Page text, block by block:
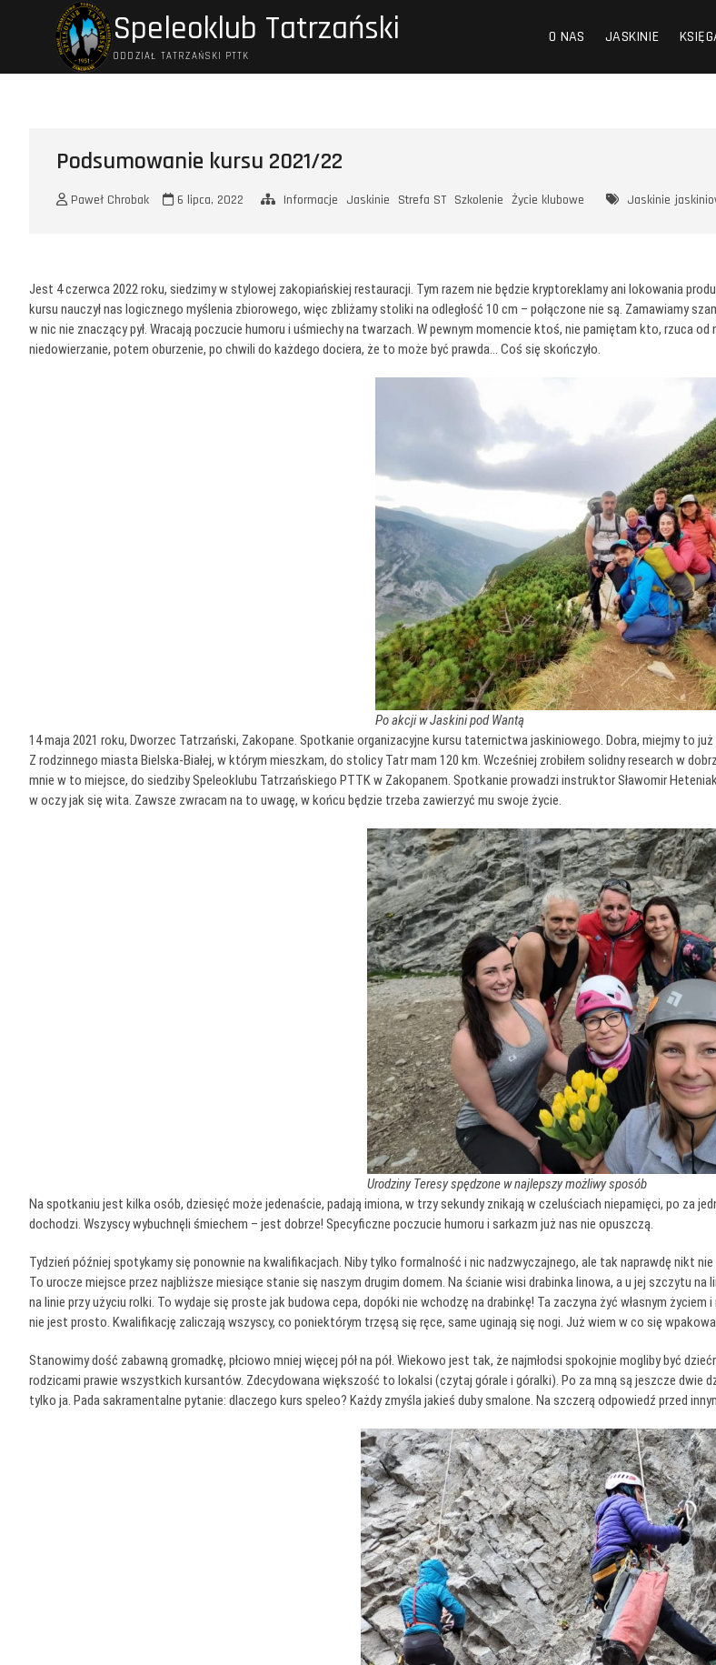
Speleoklub Tatrzański
ODDZIAŁ TATRZAŃSKI PTTK
O NAS JASKINIE
Podsumowanie kursu 2021/22
Paweł Chrobak 6 lipca, 2022 Informacje Jaskinie Strefa ST Szkolenie Życie klubowe Jaskinie
Jest 4 czerwca 2022 roku, siedzimy w stylowej zakopiańskiej restauracji. Tym razem nie będzie kryptoreklamy ani lokowania
kursu nauczył nas logicznego myślenia zbiorowego, więc zbliżamy stoliki na odległość 10 cm – połączone nie są. Zamawiamy
w nic nie znaczący pył. Wracają poczucie humoru i uśmiechy na twarzach. W pewnym momencie ktoś, nie pamiętam kto, rzuca
niedowierzanie, potem oburzenie, po chwili do każdego dociera, że to może być prawda… Coś się skończyło.
Po akcji w Jaskini pod Wantą
14 maja 2021 roku, Dworzec Tatrzański, Zakopane. Spotkanie organizacyjne kursu taternictwa jaskiniowego. Dobra, miejmy to
Z rodzinnego miasta Bielska-Białej, w którym mieszkam, do stolicy Tatr mam 120 km. Wcześniej zrobiłem solidny research w
mnie w to miejsce, do siedziby Speleoklubu Tatrzańskiego PTTK w Zakopanem. Spotkanie prowadzi instruktor Sławomir
w oczy jak się wita. Zawsze zwracam na to uwagę, w końcu będzie trzeba zawierzyć mu swoje życie.
Urodziny Teresy spędzone w najlepszy możliwy sposób
Na spotkaniu jest kilka osób, dziesięć może jedenaście, padają imiona, w trzy sekundy znikają w czeluściach niepamięci, po za
dochodzi. Wszyscy wybuchnęli śmiechem – jest dobrze! Specyficzne poczucie humoru i sarkazm już nas nie opuszczą.
Tydzień później spotykamy się ponownie na kwalifikacjach. Niby tylko formalność i nic nadzwyczajnego, ale tak naprawdę nikt
To urocze miejsce przez najbliższe miesiące stanie się naszym drugim domem. Na ścianie wisi drabinka linowa, a u jej szczytu na
na linie przy użyciu rolki. To wydaje się proste jak budowa cepa, dopóki nie wchodzę na drabinkę! Ta zaczyna żyć własnym
nie jest prosto. Kwalifikację zaliczają wszyscy, co poniektórym trzęsą się ręce, same uginają się nogi. Już wiem w co się
Stanowimy dość zabawną gromadkę, płciowo mniej więcej pół na pół. Wiekowo jest tak, że najmłodsi spokojnie mogliby być
rodzicami prawie wszystkich kursantów. Zdecydowana większość to lokalsi (czytaj górale i góralki). Po za mną są jeszcze dwie
tylko ja. Pada sakramentalne pytanie: dlaczego kurs speleo? Każdy zmyśla jakieś duby smalone. Na szczerą odpowiedź przed